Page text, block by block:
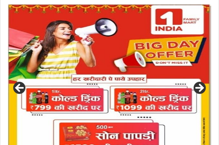
at
A
p
p
c
e
b
o
o
k
itt
er
ai
l
ar
e